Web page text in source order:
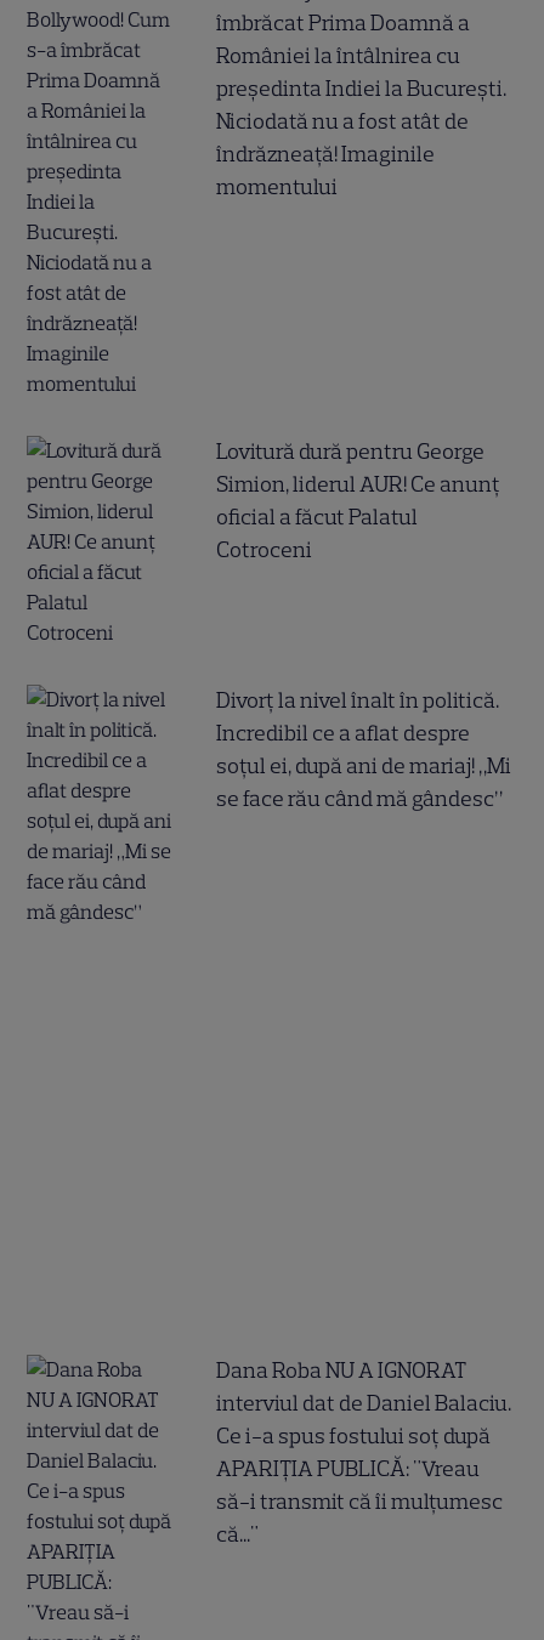
îmbrăcat Prima Doamnă a
României la întâlnirea cu
președinta Indiei la București.
Niciodată nu a fost atât de
îndrăzneață! Imaginile
momentului
Lovitură dură pentru George
Simion, liderul AUR! Ce anunț
oficial a făcut Palatul
Cotroceni
Divorț la nivel înalt în politică.
Incredibil ce a aflat despre
soțul ei, după ani de mariaj! „Mi
se face rău când mă gândesc”
Dana Roba NU A IGNORAT
interviul dat de Daniel Balaciu.
Ce i-a spus fostului soț după
APARIȚIA PUBLICĂ: "Vreau
să-i transmit că îi mulțumesc
că..."